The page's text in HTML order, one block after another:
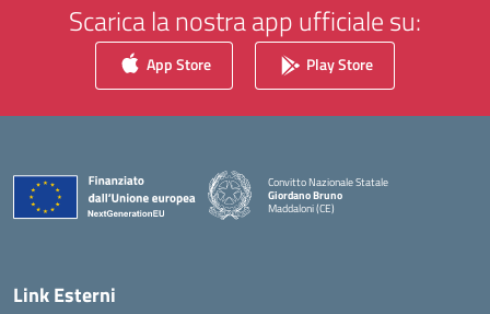
Scarica la nostra app ufficiale su:
App Store Play Store
Convitto Nazionale Statale
Giordano Bruno
Maddaloni (CE)
Link Esterni